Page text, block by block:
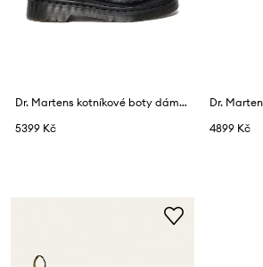
Dr. Martens kotníkové boty dámské kožené 1460 Croco
5399 Kč
4899 Kč